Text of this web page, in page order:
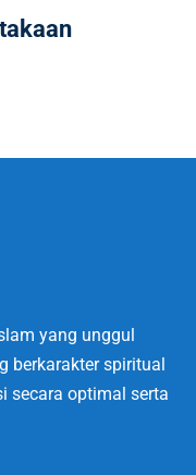
yang unggul
berkarakter spiritual
secara optimal serta